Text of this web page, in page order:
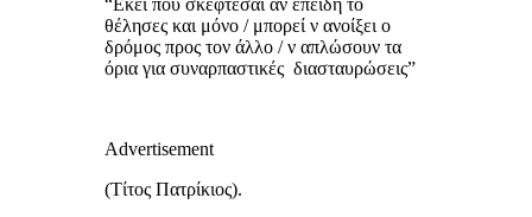
θέλησες και μόνο / μπορεί ν ανοίξει ο
δρόμος προς τον άλλο / ν απλώσουν τα
όρια για συναρπαστικές διασταυρώσεις”
Advertisement
(Τίτος Πατρίκιος).